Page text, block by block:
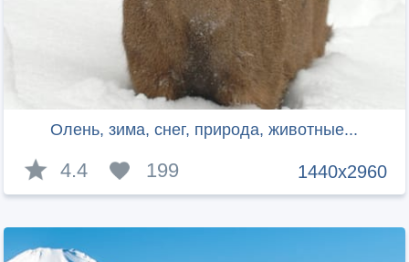
Олень, зима, снег, природа, животные...
1440x2960
4.4 199